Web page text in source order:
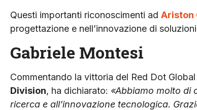
Questi importanti riconoscimenti ad Ariston
progettazione e nell’innovazione di
Gabriele Montesi
Commentando la vittoria del Red Dot
Division, ha dichiarato: «Abbiamo molto di
ricerca e all’innovazione tecnologica.